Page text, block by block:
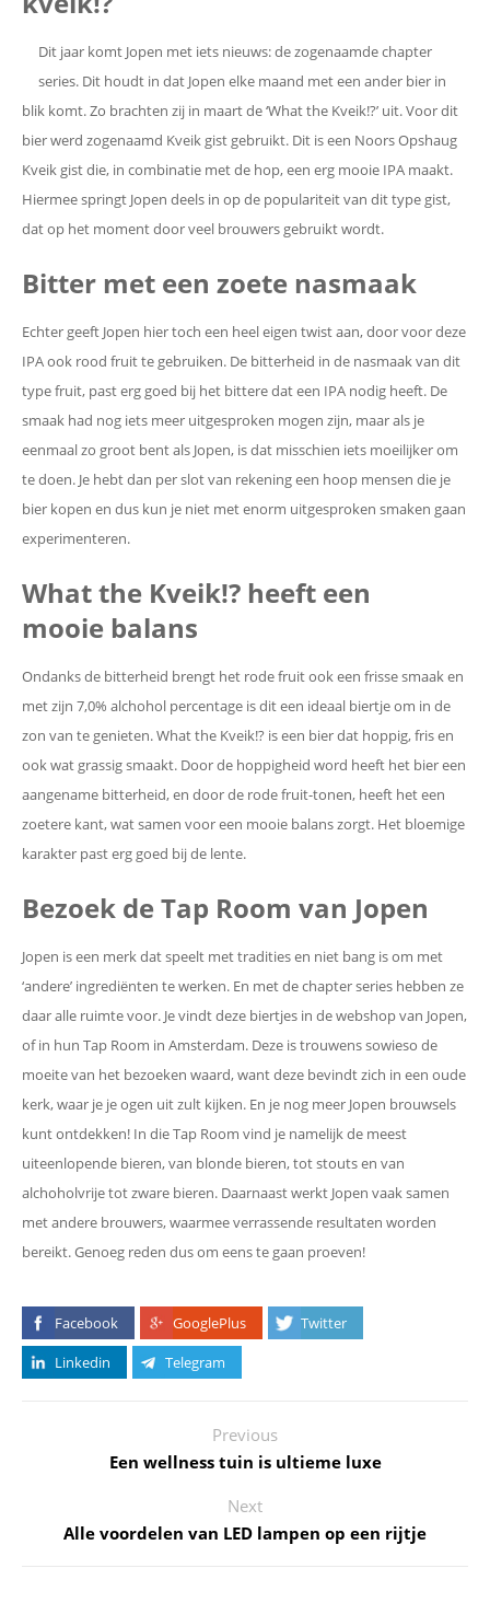
Dit jaar komt Jopen met iets nieuws: de zogenaamde chapter
series. Dit houdt in dat Jopen elke maand met een ander bier in
blik komt. Zo brachten zij in maart de ‘What the Kveik!?’ uit. Voor dit
bier werd zogenaamd Kveik gist gebruikt. Dit is een Noors Opshaug
Kveik gist die, in combinatie met de hop, een erg mooie IPA maakt.
Hiermee springt Jopen deels in op de populariteit van dit type gist,
dat op het moment door veel brouwers gebruikt wordt.
Bitter met een zoete nasmaak
Echter geeft Jopen hier toch een heel eigen twist aan, door voor deze
IPA ook rood fruit te gebruiken. De bitterheid in de nasmaak van dit
type fruit, past erg goed bij het bittere dat een IPA nodig heeft. De
smaak had nog iets meer uitgesproken mogen zijn, maar als je
eenmaal zo groot bent als Jopen, is dat misschien iets moeilijker om
te doen. Je hebt dan per slot van rekening een hoop mensen die je
bier kopen en dus kun je niet met enorm uitgesproken smaken gaan
experimenteren.
What the Kveik!? heeft een
mooie balans
Ondanks de bitterheid brengt het rode fruit ook een frisse smaak en
met zijn 7,0% alchohol percentage is dit een ideaal biertje om in de
zon van te genieten. What the Kveik!? is een bier dat hoppig, fris en
ook wat grassig smaakt. Door de hoppigheid word heeft het bier een
aangename bitterheid, en door de rode fruit-tonen, heeft het een
zoetere kant, wat samen voor een mooie balans zorgt. Het bloemige
karakter past erg goed bij de lente.
Bezoek de Tap Room van Jopen
Jopen is een merk dat speelt met tradities en niet bang is om met
‘andere’ ingrediënten te werken. En met de chapter series hebben ze
daar alle ruimte voor. Je vindt deze biertjes in de webshop van Jopen,
of in hun Tap Room in Amsterdam. Deze is trouwens sowieso de
moeite van het bezoeken waard, want deze bevindt zich in een oude
kerk, waar je je ogen uit zult kijken. En je nog meer Jopen brouwsels
kunt ontdekken! In die Tap Room vind je namelijk de meest
uiteenlopende bieren, van blonde bieren, tot stouts en van
alchoholvrije tot zware bieren. Daarnaast werkt Jopen vaak samen
met andere brouwers, waarmee verrassende resultaten worden
bereikt. Genoeg reden dus om eens te gaan proeven!
Facebook GooglePlus
Twitter
Linkedin
Telegram
Previous
Een wellness tuin is ultieme luxe
Next
Alle voordelen van LED lampen op een rijtje